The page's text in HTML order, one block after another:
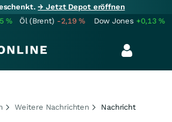
→ Jetzt Depot eröffnen
% Öl (Brent) -2,19% Dow Jones +0,13%
Weitere Nachrichten Nachricht